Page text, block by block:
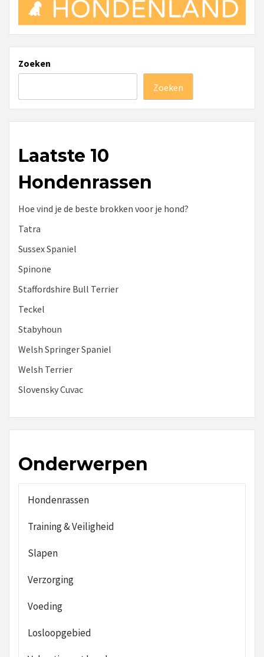
Zoeken
Zoeken
Laatste 10
Hondenrassen
Hoe vind je de beste brokken voor je hond?
Tatra
Sussex Spaniel
Spinone
Staffordshire Bull Terrier
Teckel
Stabyhoun
Welsh Springer Spaniel
Welsh Terrier
Slovensky Cuvac
Onderwerpen
Hondenrassen
Training & Veiligheid
Slapen
Verzorging
Voeding
Losloopgebied